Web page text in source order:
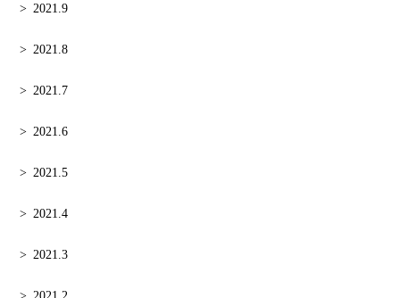
2021.9
2021.8
2021.7
2021.6
2021.5
2021.4
2021.3